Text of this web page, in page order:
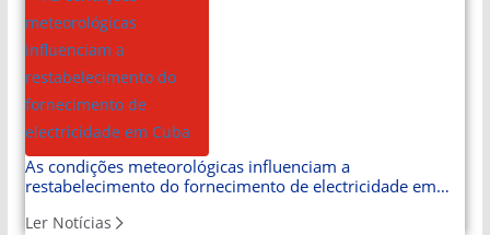
As condições meteorológicas influenciam a
restabelecimento do fornecimento de electricidade em
Ler Notícias